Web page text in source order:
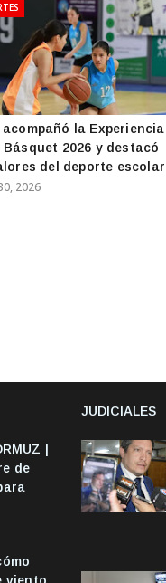
la Experiencia
2026 y destacó
del deporte escolar
2026
|
de
JUDICIALES